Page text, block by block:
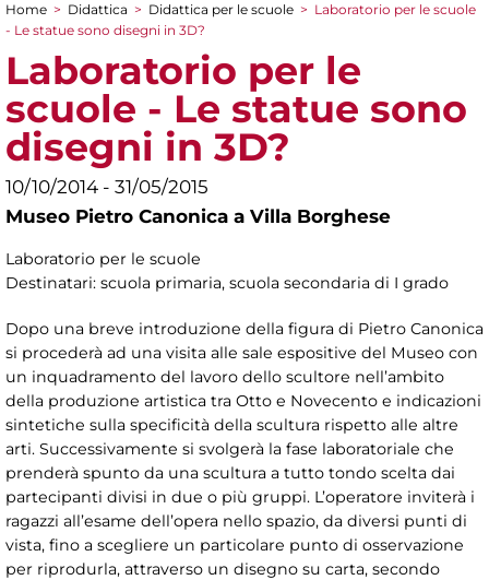
Tu sei qui
Home > Didattica > Didattica per le scuole > Laboratorio per le scuole
- Le statue sono disegni in 3D?
Laboratorio per le
scuole - Le statue sono
disegni in 3D?
10/10/2014 - 31/05/2015
Museo Pietro Canonica a Villa Borghese
Laboratorio per le scuole
Destinatari: scuola primaria, scuola secondaria di I grado
Dopo una breve introduzione della figura di Pietro Canonica
si procederà ad una visita alle sale espositive del Museo con
un inquadramento del lavoro dello scultore nell’ambito
della produzione artistica tra Otto e Novecento e indicazioni
sintetiche sulla specificità della scultura rispetto alle altre
arti. Successivamente si svolgerà la fase laboratoriale che
prenderà spunto da una scultura a tutto tondo scelta dai
partecipanti divisi in due o più gruppi. L’operatore inviterà i
ragazzi all’esame dell’opera nello spazio, da diversi punti di
vista, fino a scegliere un particolare punto di osservazione
per riprodurla, attraverso un disegno su carta, secondo